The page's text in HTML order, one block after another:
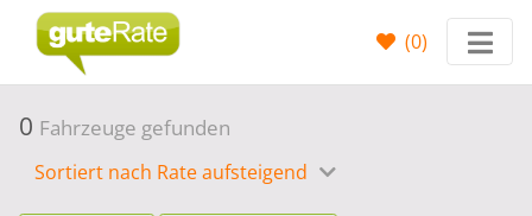
(0)
0 Fahrzeuge gefunden
Sortiert nach Rate aufsteigend